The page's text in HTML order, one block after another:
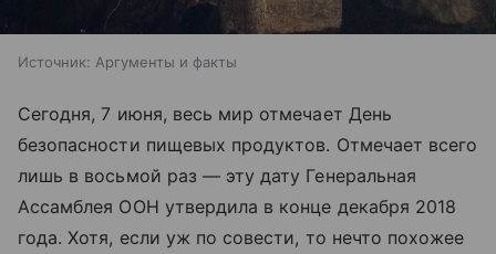
Источник: Аргументы и факты
Сегодня, 7 июня, весь мир отмечает День
безопасности пищевых продуктов. Отмечает всего
лишь в восьмой раз — эту дату Генеральная
Ассамблея ООН утвердила в конце декабря 2018
года. Хотя, если уж по совести, то нечто похожее